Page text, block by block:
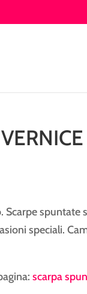
Scarpe spuntate
speciali.
scarpa